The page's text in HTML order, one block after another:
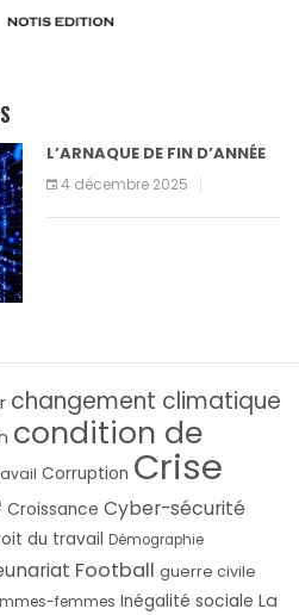
changement climatique
condition de
Corruption Crise
Croissance Cyber-sécurité
du travail Démographie
Football guerre civile
femmes Inégalité sociale La